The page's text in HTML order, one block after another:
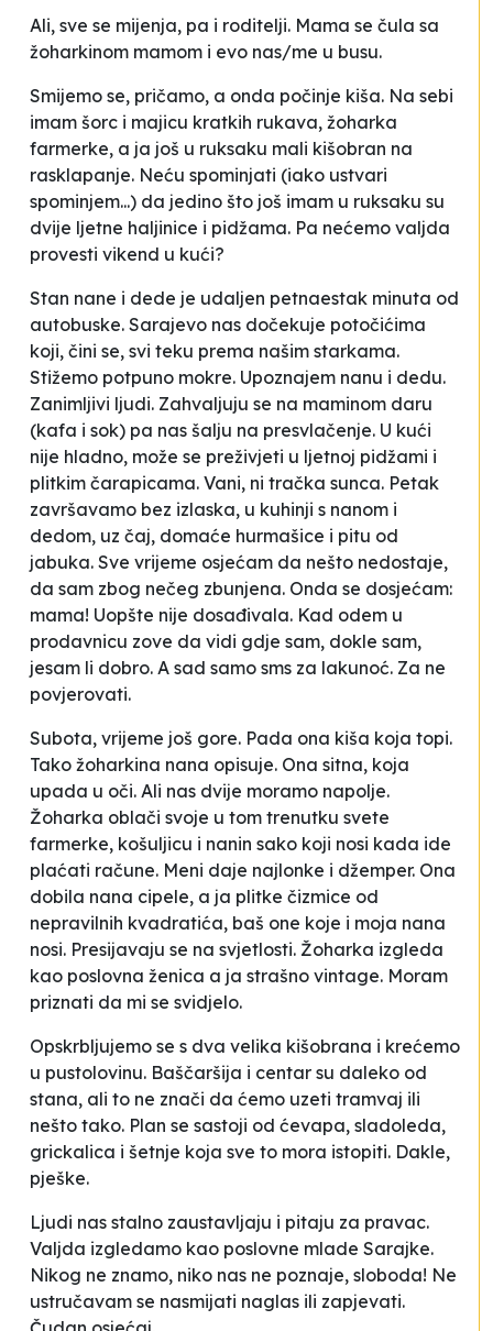
Ali, sve se mijenja, pa i roditelji. Mama se čula sa
žoharkinom mamom i evo nas/me u busu.
Smijemo se, pričamo, a onda počinje kiša. Na sebi
imam šorc i majicu kratkih rukava, žoharka
farmerke, a ja još u ruksaku mali kišobran na
rasklapanje. Neću spominjati (iako ustvari
spominjem...) da jedino što još imam u ruksaku su
dvije ljetne haljinice i pidžama. Pa nećemo valjda
provesti vikend u kući?
Stan nane i dede je udaljen petnaestak minuta od
autobuske. Sarajevo nas dočekuje potočićima
koji, čini se, svi teku prema našim starkama.
Stižemo potpuno mokre. Upoznajem nanu i dedu.
Zanimljivi ljudi. Zahvaljuju se na maminom daru
(kafa i sok) pa nas šalju na presvlačenje. U kući
nije hladno, može se preživjeti u ljetnoj pidžami i
plitkim čarapicama. Vani, ni tračka sunca. Petak
završavamo bez izlaska, u kuhinji s nanom i
dedom, uz čaj, domaće hurmašice i pitu od
jabuka. Sve vrijeme osjećam da nešto nedostaje,
da sam zbog nečeg zbunjena. Onda se dosjećam:
mama! Uopšte nije dosađivala. Kad odem u
prodavnicu zove da vidi gdje sam, dokle sam,
jesam li dobro. A sad samo sms za lakunoć. Za ne
povjerovati.
Subota, vrijeme još gore. Pada ona kiša koja topi.
Tako žoharkina nana opisuje. Ona sitna, koja
upada u oči. Ali nas dvije moramo napolje.
Žoharka oblači svoje u tom trenutku svete
farmerke, košuljicu i nanin sako koji nosi kada ide
plaćati račune. Meni daje najlonke i džemper. Ona
dobila nana cipele, a ja plitke čizmice od
nepravilnih kvadratića, baš one koje i moja nana
nosi. Presijavaju se na svjetlosti. Žoharka izgleda
kao poslovna ženica a ja strašno vintage. Moram
priznati da mi se svidjelo.
Opskrbljujemo se s dva velika kišobrana i krećemo
u pustolovinu. Baščaršija i centar su daleko od
stana, ali to ne znači da ćemo uzeti tramvaj ili
nešto tako. Plan se sastoji od ćevapa, sladoleda,
grickalica i šetnje koja sve to mora istopiti. Dakle,
pješke.
Ljudi nas stalno zaustavljaju i pitaju za pravac.
Valjda izgledamo kao poslovne mlade Sarajke.
Nikog ne znamo, niko nas ne poznaje, sloboda! Ne
ustručavam se nasmijati naglas ili zapjevati.